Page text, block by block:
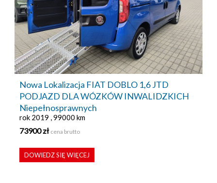
Nowa Lokalizacja FIAT DOBLO 1,6 JTD
PODJAZD DLA WÓZKÓW INWALIDZKICH
Niepełnosprawnych
rok 2019 , 99000 km
73900 zł cena brutto
DOWIEDZ SIĘ WIĘCEJ